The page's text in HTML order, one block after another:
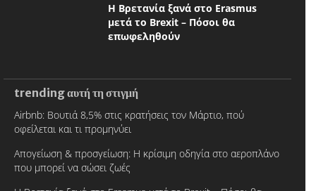
Η Βρετανία ξανά στο Erasmus
μετά το Brexit – Πόσοι θα
επωφεληθούν
trending αυτή τη στιγμή
Airbnb: Βουτιά 8,5% στις κρατήσεις τον Μάρτιο, πού
οφείλεται και τι προμηνύει
Απογείωση & προσγείωση: Η κρίσιμη οδηγία στο αεροπλάνο
που μπορεί να σώσει ζωές